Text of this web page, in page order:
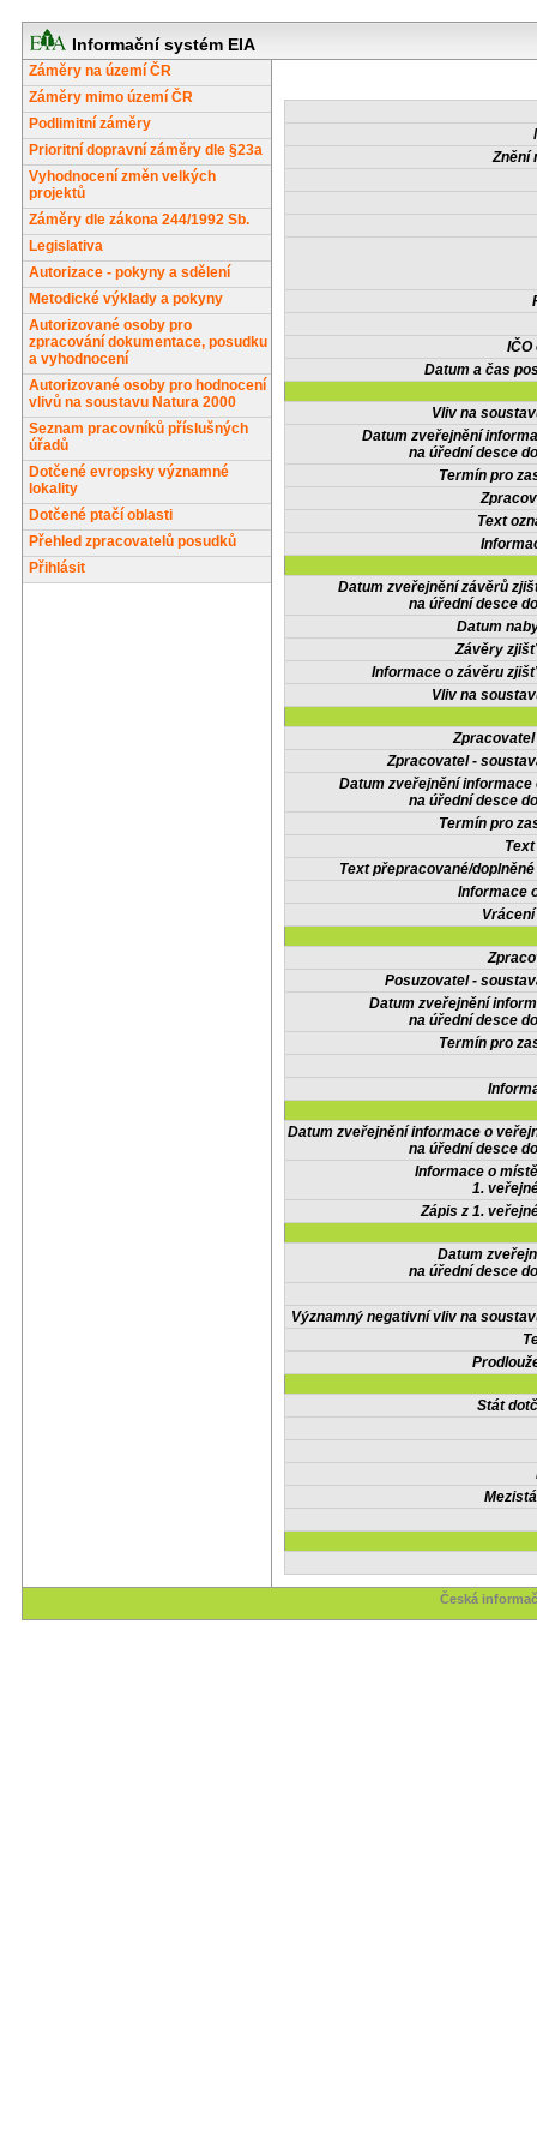
Informační systém EIA
Záměry na území ČR
Záměry mimo území ČR
Podlimitní záměry
Prioritní dopravní záměry dle §23a
Vyhodnocení změn velkých
projektů
Záměry dle zákona 244/1992 Sb.
Legislativa
Autorizace - pokyny a sdělení
Metodické výklady a pokyny
Autorizované osoby pro
zpracování dokumentace, posudku
a vyhodnocení
Autorizované osoby pro hodnocení
vlivů na soustavu Natura 2000
Seznam pracovníků příslušných
úřadů
Dotčené evropsky významné
lokality
Dotčené ptačí oblasti
Přehled zpracovatelů posudků
Přihlásit
Znění
IČO
Datum a čas
Vliv na
Datum zveřejnění
na úřední desce
Termín pro
Text
Datum zveřejnění závěrů
na úřední desce
Datum
Závěry
Informace o závěru
Vliv na
Zpracovatel -
Datum zveřejnění informace
na úřední desce
Termín pro
Text přepracované/
Informace
Posuzovatel -
Datum zveřejnění
na úřední desce
Termín pro
Datum zveřejnění informace o
na úřední desce
Informace o
1.
Zápis z 1.
Datum
na úřední desce
Významný negativní vliv na
Stát
Česká